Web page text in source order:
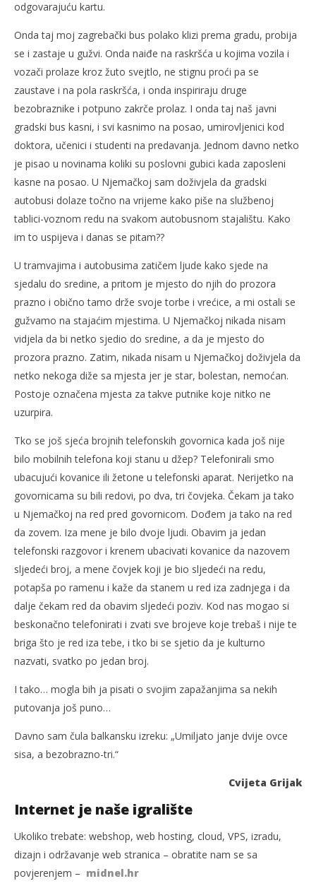
odgovarajuću kartu.
Onda taj moj zagrebački bus polako klizi prema gradu, probija
se i zastaje u gužvi. Onda naiđe na raskršća u kojima vozila i
vozači prolaze kroz žuto svejtlo, ne stignu proći pa se
zaustave i na pola raskršća, i onda inspiriraju druge
bezobraznike i potpuno zakrče prolaz. I onda taj naš javni
gradski bus kasni, i svi kasnimo na posao, umirovljenici kod
doktora, učenici i studenti na predavanja. Jednom davno netko
je pisao u novinama koliki su poslovni gubici kada zaposleni
kasne na posao. U Njemačkoj sam doživjela da gradski
autobusi dolaze točno na vrijeme kako piše na službenoj
tablici-voznom redu na svakom autobusnom stajalištu. Kako
im to uspijeva i danas se pitam??
U tramvajima i autobusima zatičem ljude kako sjede na
sjedalu do sredine, a pritom je mjesto do njih do prozora
prazno i obično tamo drže svoje torbe i vrećice, a mi ostali se
gužvamo na stajaćim mjestima. U Njemačkoj nikada nisam
vidjela da bi netko sjedio do sredine, a da je mjesto do
prozora prazno. Zatim, nikada nisam u Njemačkoj doživjela da
netko nekoga diže sa mjesta jer je star, bolestan, nemoćan.
Postoje označena mjesta za takve putnike koje nitko ne
uzurpira.
Tko se još sjeća brojnih telefonskih govornica kada još nije
bilo mobilnih telefona koji stanu u džep? Telefonirali smo
ubacujući kovanice ili žetone u telefonski aparat. Nerijetko na
govornicama su bili redovi, po dva, tri čovjeka. Čekam ja tako
u Njemačkoj na red pred govornicom. Dođem ja tako na red
da zovem. Iza mene je bilo dvoje ljudi. Obavim ja jedan
telefonski razgovor i krenem ubacivati kovanice da nazovem
sljedeći broj, a mene čovjek koji je bio sljedeći na redu,
potapša po ramenu i kaže da stanem u red iza zadnjega i da
dalje čekam red da obavim sljedeći poziv. Kod nas mogao si
beskonačno telefonirati i zvati sve brojeve koje trebaš i nije te
briga što je red iza tebe, i tko bi se sjetio da je kulturno
nazvati, svatko po jedan broj.
I tako… mogla bih ja pisati o svojim zapažanjima sa nekih
putovanja još puno…
Davno sam čula balkansku izreku: „Umiljato janje dvije ovce
sisa, a bezobrazno-tri.“
Cvijeta Grijak
Internet je naše igralište
Ukoliko trebate: webshop, web hosting, cloud, VPS, izradu,
dizajn i održavanje web stranica – obratite nam se sa
povjerenjem – midnel.hr